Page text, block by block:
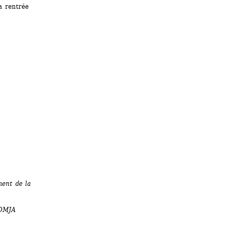
rentrée
de la